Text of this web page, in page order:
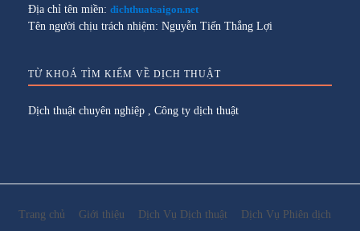
Địa chỉ tên miền: dichthuatsaigon.net
Tên người chịu trách nhiệm: Nguyễn Tiến Thắng Lợi
TỪ KHOÁ TÌM KIẾM VỀ DỊCH THUẬT
Dịch thuật chuyên nghiệp Công ty dịch thuật
Trang chủ Giới thiệu Dịch Vụ Dịch thuật Dịch Vụ Phiên dịch